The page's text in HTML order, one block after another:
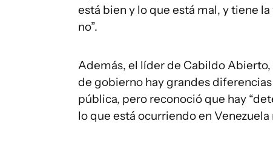
está bien y lo que está mal, y tiene
no”.
Además, el líder de Cabildo
de gobierno hay grandes
pública, pero reconoció que hay
lo que está ocurriendo en Venezuela